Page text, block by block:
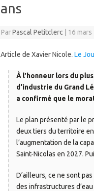
ans
ParPascal Petitclerc 16 mars
Article de Xavier Nicole. Le
À l’honneur lors du
d’industrie du Grand
a confirmé que le
Le plan présenté par le
deux tiers du territoire
l’augmentation de la
Saint-Nicolas en 2027.
D’ailleurs, ce ne sont
des infrastructures